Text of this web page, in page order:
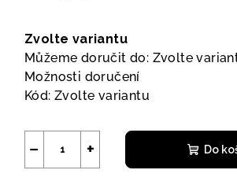
cena:
Zvolte variantu
Můžeme doručit do: Zvolte
Možnosti doručení
Kód: Zvolte variantu
+
− Do